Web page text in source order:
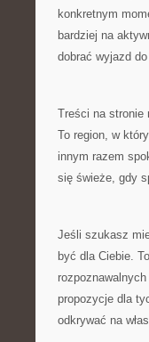
konkretnym
bardziej na
dobrać wyjazd
Treści na stronie
To region, w
innym razem
się świeże, gdy
Jeśli szukasz
być dla Ciebie.
propozycje dla
odkrywać na